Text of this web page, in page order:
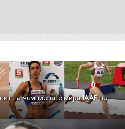
на чемпионате мира IAAF по